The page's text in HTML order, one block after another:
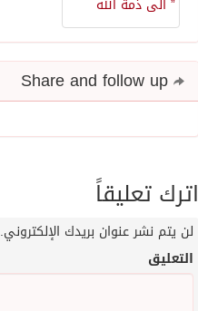
اترك تعليقاً
لن يتم نشر عنوان بريدك الإلكتروني.
التعليق